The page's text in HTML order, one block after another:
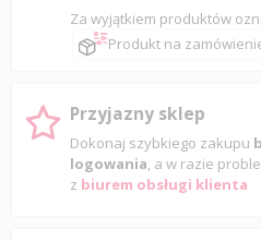
Za wyjątkiem produktów
Produkt na
Przyjazny sklep
Dokonaj szybkiego zakupu
logowania, a w razie
z biurem obsługi klienta